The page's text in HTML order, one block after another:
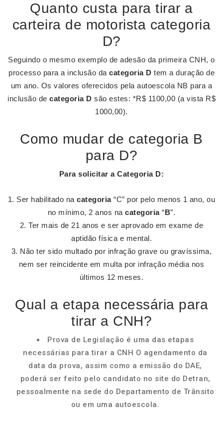
Quanto custa para tirar a
carteira de motorista categoria
D?
Seguindo o mesmo exemplo de adesão da primeira CNH, o
processo para a inclusão da categoria D tem a duração de
um ano. Os valores oferecidos pela autoescola NB para a
inclusão de categoria D são estes: *R$ 1100,00 (a vista R$
1000,00).
Como mudar de categoria B
para D?
Para solicitar aCategoria D:
Ser habilitado nacategoria“C” por pelo menos 1 ano, ou
no mínimo, 2 anos nacategoria“B”.
Ter mais de 21 anos e ser aprovado em exame de
aptidão física e mental.
Não ter sido multado por infração grave ou gravíssima,
nem ser reincidente em multa por infração média nos
últimos 12 meses.
Qual a etapa necessária para
tirar a CNH?
Prova de Legislação é uma das etapas
necessárias para tirar a CNH O agendamento da
data da prova, assim como a emissão do DAE,
poderá ser feito pelo candidato no site do Detran,
pessoalmente na sede do Departamento de Trânsito
ou em uma autoescola.